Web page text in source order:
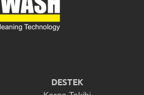
DESTEK